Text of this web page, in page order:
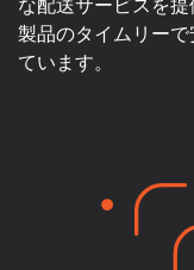
製品のタイムリー
ています。